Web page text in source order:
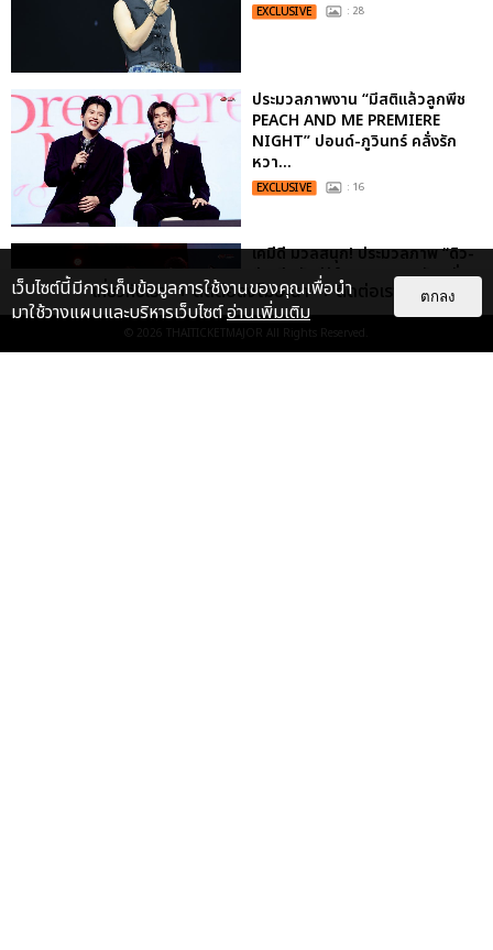
EXCLUSIVE : 28
ประมวลภาพงาน “มีสติแล้วลูกพีช
PEACH AND ME PREMIERE
NIGHT” ปอนด์-ภูวินทร์ คลั่งรัก
หวา...
EXCLUSIVE : 16
เคมีดี มวลสนุก! ประมวลภาพ “ดิว-
ธี” เปิดตัวซีรีส์ “MR.KILL มังงะสั่ง
ตาย” ในงาน “MR.KILL...
EXCLUSIVE
เกี่ยวกับเรา ติดต่อลงโฆษณา ติดต่อเรา
© 2026 THAITICKETMAJOR All Rights Reserved.
เว็บไซต์นี้มีการเก็บข้อมูลการใช้งานของคุณเพื่อนำ
มาใช้วางแผนและบริหารเว็บไซต์อ่านเพิ่มเติม
ตกลง